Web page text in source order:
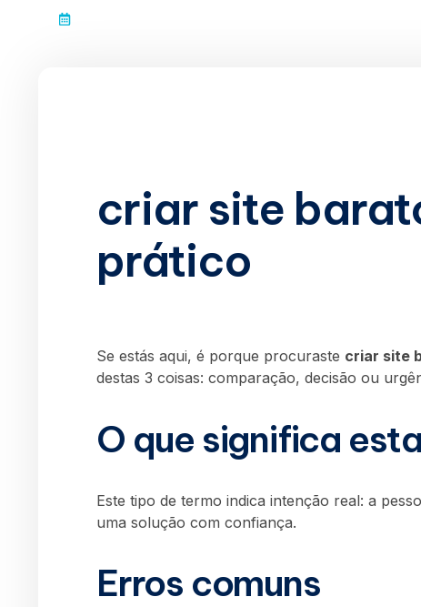
criar site
prático
Se estás aqui, é porque procuraste criar site
destas 3 coisas: comparação, decisão ou
O que significa
Este tipo de termo indica intenção real: a
uma solução com confiança.
Erros comuns